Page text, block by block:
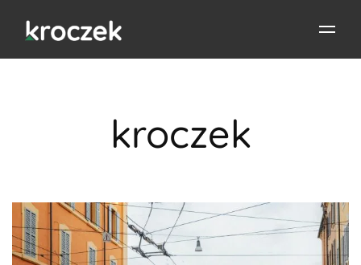
kroczek